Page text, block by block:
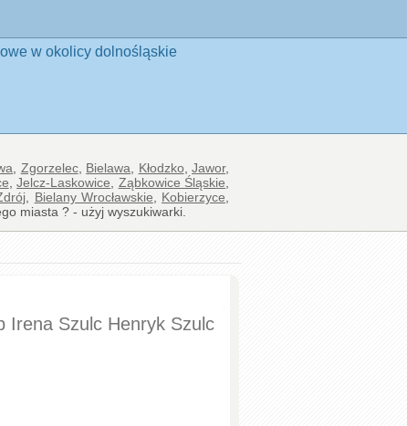
w okolicy dolnośląskie
Zgorzelec, Bielawa Kłodzko ,Jawor,
,Jelcz-Laskowice Ząbkowice Śląskie
Bielany Wrocławskie Kobierzyce
miasta ? - użyj wyszukiwarki.
Irena Szulc Henryk Szulc